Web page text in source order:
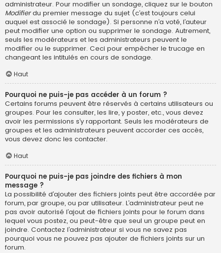
administrateur. Pour modifier un sondage, cliquez sur le bouton
Modifierdu premier message du sujet (c’est toujours celui
auquel est associé le sondage). Si personne n’a voté, l’auteur
peut modifier une option ou supprimer le sondage. Autrement,
seuls les modérateurs et les administrateurs peuvent le
modifier ou le supprimer. Ceci pour empêcher le trucage en
changeant les intitulés en cours de sondage.
Haut
Pourquoi ne puis-je pas accéder à un forum ?
Certains forums peuvent être réservés à certains utilisateurs ou
groupes. Pour les consulter, les lire, y poster, etc., vous devez
avoir les permissions s’y rapportant. Seuls les modérateurs de
groupes et les administrateurs peuvent accorder ces accès,
vous devez donc les contacter.
Haut
Pourquoi ne puis-je pas joindre des fichiers à mon
message ?
La possibilité d’ajouter des fichiers joints peut être accordée par
forum, par groupe, ou par utilisateur. L’administrateur peut ne
pas avoir autorisé l’ajout de fichiers joints pour le forum dans
lequel vous postez, ou peut-être que seul un groupe peut en
joindre. Contactez l’administrateur si vous ne savez pas
pourquoi vous ne pouvez pas ajouter de fichiers joints sur un
forum.